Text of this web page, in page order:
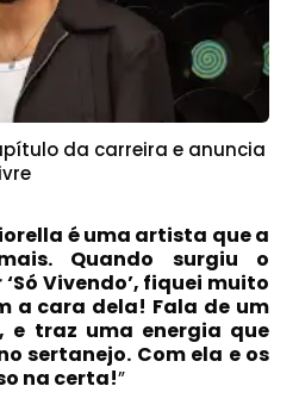
da carreira e anuncia
é uma artista que a
Quando surgiu o
Vivendo’, fiquei muito
a cara dela! Fala de um
e traz uma energia que
sertanejo. Com ela e os
na certa!”